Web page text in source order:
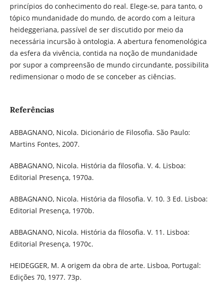
princípios do conhecimento do real. Elege-se, para tanto, o
tópico mundanidade do mundo, de acordo com a leitura
heideggeriana, passível de ser discutido por meio da
necessária incursão à ontologia. A abertura fenomenológica
da esfera da vivência, contida na noção de mundanidade
por supor a compreensão de mundo circundante, possibilita
redimensionar o modo de se conceber as ciências.
Referências
ABBAGNANO, Nicola. Dicionário de Filosofia. São Paulo:
Martins Fontes, 2007.
ABBAGNANO, Nicola. História da filosofia. V. 4. Lisboa:
Editorial Presença, 1970a.
ABBAGNANO, Nicola. História da filosofia. V. 10. 3 Ed. Lisboa:
Editorial Presença, 1970b.
ABBAGNANO, Nicola. História da filosofia. V. 11. Lisboa:
Editorial Presença, 1970c.
HEIDEGGER, M. A origem da obra de arte. Lisboa, Portugal:
Edições 70, 1977. 73p.